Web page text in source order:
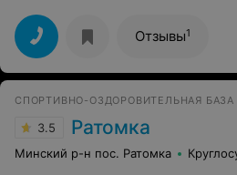
уезжать», хотя мы просили
немалые деньги, но условия диктуют свои.
предъявить счет за вздувшийся
анкете указано 15 мест, по факту —
матраса. За посуду потребовали
разрешили. Хозяйка придирается к мелочам, лишь бы
содрать побольше денег.
низшем уровне. Не советую
Отзывы1
СПОРТИВНО-ОЗДОРОВИТЕЛЬНАЯ БАЗА
3.5 Ратомка
Минский р-н пос. Ратомка